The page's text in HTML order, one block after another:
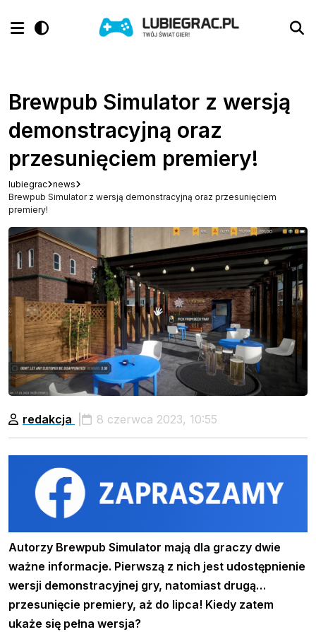
Brewpub Simulator z wersją
demonstracyjną oraz
przesunięciem premiery!
lubiegrac news
Brewpub Simulator z wersją demonstracyjną oraz przesunięciem
premiery!
redakcja 8 czerwca 2023, 10:55
Autorzy Brewpub Simulator mają dla graczy dwie
ważne informacje. Pierwszą z nich jest udostępnienie
wersji demonstracyjnej gry, natomiast drugą…
przesunięcie premiery, aż do lipca! Kiedy zatem
ukaże się pełna wersja?